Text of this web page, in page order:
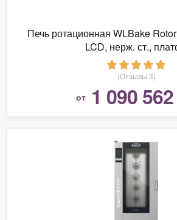
Печь ротационная WLBake
LCD, нерж. ст.,
(Отзывы 3)
от 1 090 562